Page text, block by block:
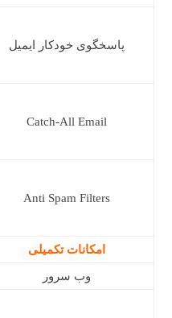
پاسخگوی خودکار ایمیل
Catch-All Email
Anti Spam Filters
امکانات تکمیلی
وب سرور